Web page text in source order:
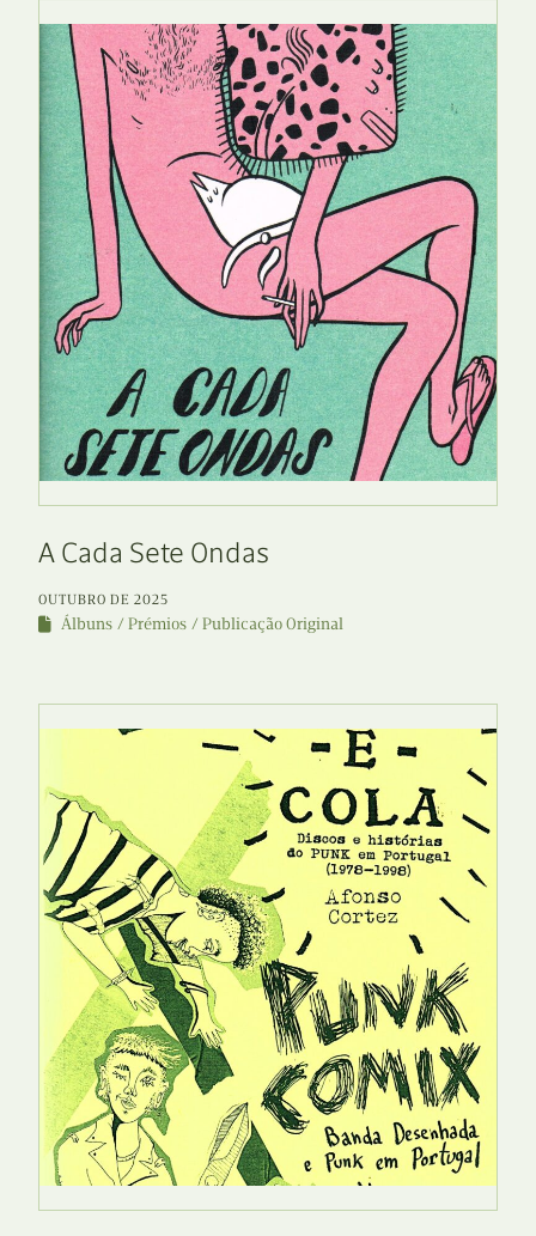
A Cada Sete Ondas
OUTUBRO DE 2025
Álbuns Prémios Publicação Original